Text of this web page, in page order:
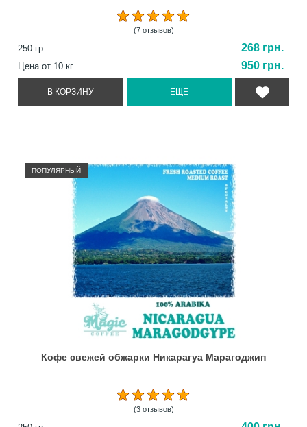
(7 отзывов)
250 гр. 268 грн.
Цена от 10 кг. 950 грн.
ПОПУЛЯРНЫЙ
Кофе свежей обжарки Никарагуа Марагоджип
(3 отзывов)